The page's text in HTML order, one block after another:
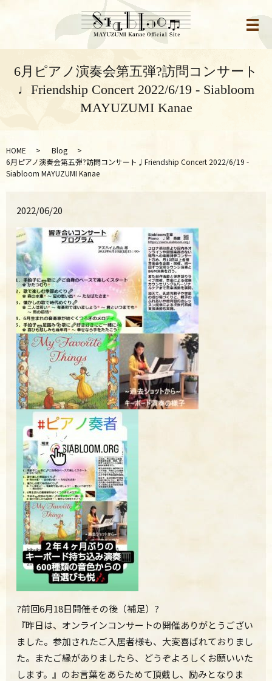
メ
6月ピアノ演奏会第五弾?訪問コンサート
♩Friendship Concert 2022/6/19 - Siabloom
MAYUZUMI Kanae
HOME
Blog
6月ピアノ演奏会第五弾?訪問コンサート♩Friendship Concert 2022/6/19 -
Siabloom MAYUZUMI Kanae
2022/06/20
?前回6月18日開催その後（補足）?
『昨日は、オンラインコンサートの開催ありがとうござい
ました。参加されたご入居者様も、大変喜ばれておりまし
た。またご縁がありましたら、どうぞよろしくお願いいた
します。 』のお言葉をあらためて頂戴し、励みとなりま